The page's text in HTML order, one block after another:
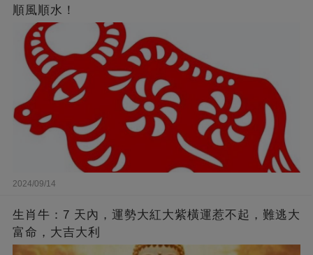
順風順水！
2024/09/14
生肖牛：7 天內，運勢大紅大紫橫運惹不起，難逃大
富命，大吉大利